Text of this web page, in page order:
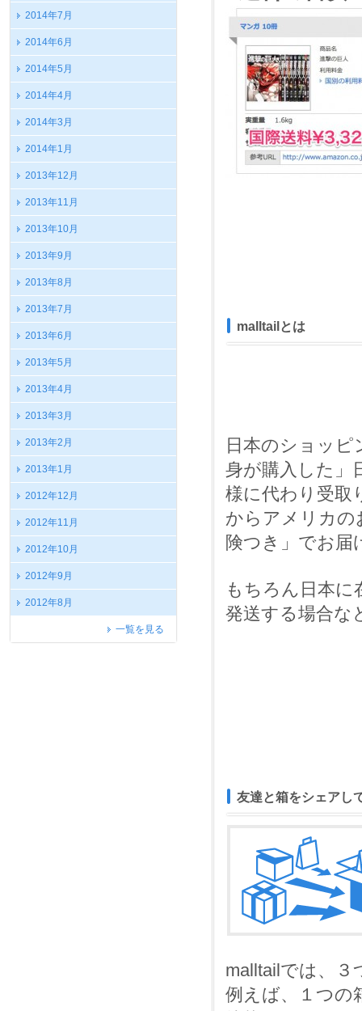
2014年7月
2014年6月
2014年5月
2014年4月
2014年3月
2014年1月
2013年12月
2013年11月
2013年10月
2013年9月
2013年8月
2013年7月
2013年6月
2013年5月
2013年4月
2013年3月
2013年2月
2013年1月
2012年12月
2012年11月
2012年10月
2012年9月
2012年8月
一覧を見る
malltailとは
日本のショッ
身が購入した」
様に代わり受取
からアメリカの
険つき」でお届
もちろん日本に
発送する場合な
友達と箱をシェアし
malltailでは、３
例えば、１つの